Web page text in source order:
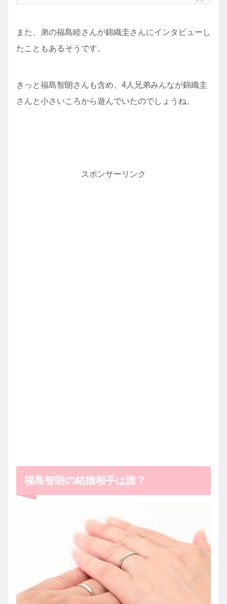
また、弟の福島睦さんが錦織圭さんにインタビューし
たこともあるそうです。
きっと福島智朗さんも含め、4人兄弟みんなが錦織圭
さんと小さいころから遊んでいたのでしょうね。
スポンサーリンク
福島智朗の結婚相手は誰？